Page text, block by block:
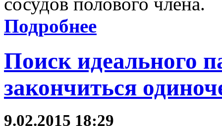
Подробнее
Поиск идеального
закончиться
9.02.2015 18:29